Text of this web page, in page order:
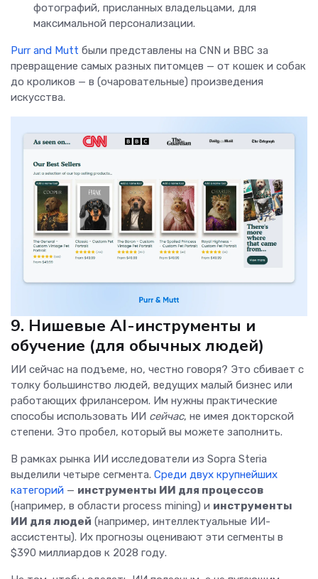
фотографий, присланных владельцами, для
максимальной персонализации.
Purr and Mutt были представлены на CNN и BBC за
превращение самых разных питомцев — от кошек и собак
до кроликов — в (очаровательные) произведения
искусства.
9. Нишевые AI-инструменты и
обучение (для обычных людей)
ИИ сейчас на подъеме, но, честно говоря? Это сбивает с
толку большинство людей, ведущих малый бизнес или
работающих фрилансером. Им нужны практические
способы использовать ИИ сейчас, не имея докторской
степени. Это пробел, который вы можете заполнить.
В рамках рынка ИИ исследователи из Sopra Steria
выделили четыре сегмента. Среди двух крупнейших
категорий — инструменты ИИ для процессов
(например, в области process mining) и инструменты
ИИ для людей (например, интеллектуальные ИИ-
ассистенты). Их прогнозы оценивают эти сегменты в
$390 миллиардов к 2028 году.